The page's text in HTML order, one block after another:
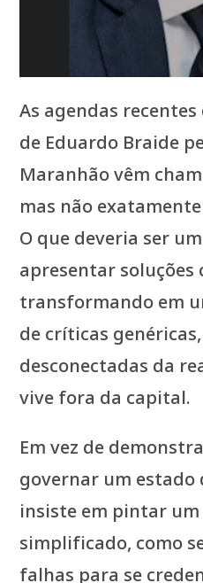
As agendas
de Eduardo Braide
Maranhão vêm
mas não
O que deveria ser
apresentar soluções
transformando em
de críticas
desconectadas da
vive fora da capital.
Em vez de
governar um estado
insiste em pintar
simplificado, como
falhas para se